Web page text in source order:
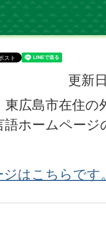
更新
東広島市在住の
語ホームページ
ジはこちらです